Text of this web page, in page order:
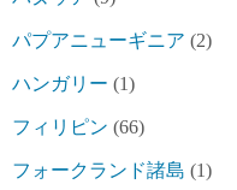
パプアニューギニア (2)
ハンガリー (1)
フィリピン (66)
フォークランド諸島 (1)